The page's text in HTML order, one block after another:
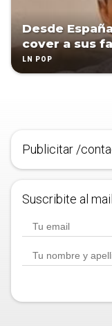
Desde
cover a sus
LN POP
Publicitar /
Suscribite al